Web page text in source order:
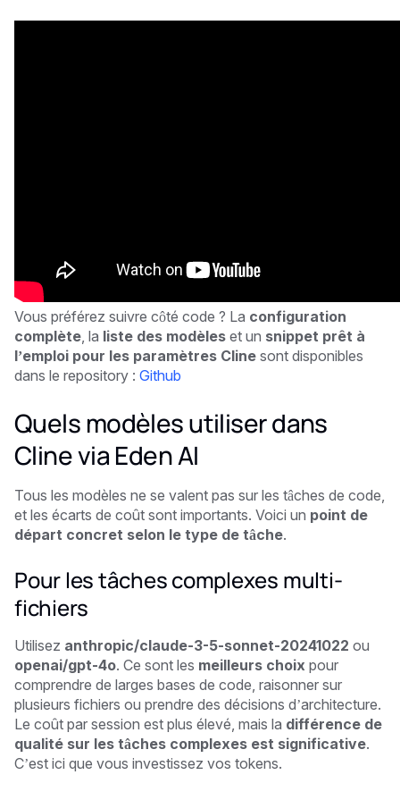
Vous préférez suivre côté code ? La configuration
complète, la liste des modèles et un snippet prêt à
l’emploi pour les paramètres Cline sont disponibles
dans le repository : Github
Quels modèles utiliser dans
Cline via Eden AI
Tous les modèles ne se valent pas sur les tâches de code,
et les écarts de coût sont importants. Voici un point de
départ concret selon le type de tâche.
Pour les tâches complexes multi-
fichiers
Utilisez anthropic/claude-3-5-sonnet-20241022 ou
openai/gpt-4o. Ce sont les meilleurs choix pour
comprendre de larges bases de code, raisonner sur
plusieurs fichiers ou prendre des décisions d’architecture.
Le coût par session est plus élevé, mais la différence de
qualité sur les tâches complexes est significative.
C’est ici que vous investissez vos tokens.